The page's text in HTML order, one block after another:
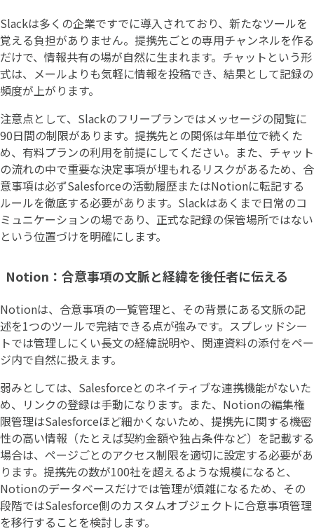
Slackは多くの企業ですでに導入されており、新たなツールを
覚える負担がありません。提携先ごとの専用チャンネルを作る
だけで、情報共有の場が自然に生まれます。チャットという形
式は、メールよりも気軽に情報を投稿でき、結果として記録の
頻度が上がります。
注意点として、Slackのフリープランではメッセージの閲覧に
90日間の制限があります。提携先との関係は年単位で続くた
め、有料プランの利用を前提にしてください。また、チャット
の流れの中で重要な決定事項が埋もれるリスクがあるため、合
意事項は必ずSalesforceの活動履歴またはNotionに転記する
ルールを徹底する必要があります。Slackはあくまで日常のコ
ミュニケーションの場であり、正式な記録の保管場所ではない
という位置づけを明確にします。
Notion：合意事項の文脈と経緯を後任者に伝える
Notionは、合意事項の一覧管理と、その背景にある文脈の記
述を1つのツールで完結できる点が強みです。スプレッドシー
トでは管理しにくい長文の経緯説明や、関連資料の添付をペー
ジ内で自然に扱えます。
弱みとしては、Salesforceとのネイティブな連携機能がないた
め、リンクの登録は手動になります。また、Notionの編集権
限管理はSalesforceほど細かくないため、提携先に関する機密
性の高い情報（たとえば契約金額や独占条件など）を記載する
場合は、ページごとのアクセス制限を適切に設定する必要があ
ります。提携先の数が100社を超えるような規模になると、
Notionのデータベースだけでは管理が煩雑になるため、その
段階ではSalesforce側のカスタムオブジェクトに合意事項管理
を移行することを検討します。